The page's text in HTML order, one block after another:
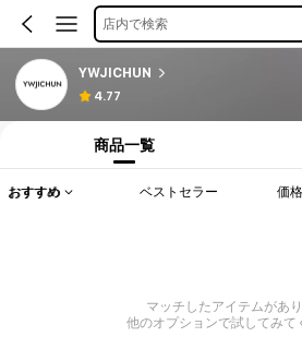
店内で検索
YWJICHUN
4.77
商品一覧
おすすめ ベストセラー 価格
マッチしたアイテムがあ
他のオプションで試してみて